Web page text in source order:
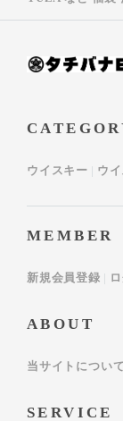
ウイスキー ウ
MEMBER
新規会員登録
ABOUT
当サイトについて
SERVICE